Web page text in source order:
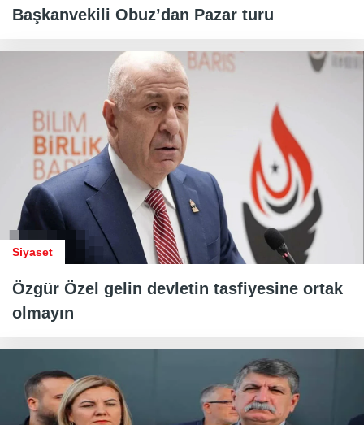
Başkanvekili Obuz’dan Pazar turu
Siyaset
Özgür Özel gelin devletin tasfiyesine ortak
olmayın